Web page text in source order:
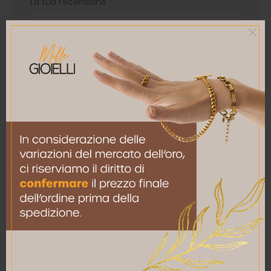
Nome*
Email*
Salva il mio nome, email e sito web in questo
browser per la prossima volta che commento.